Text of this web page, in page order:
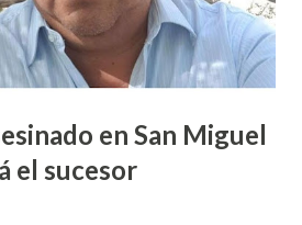
la institución y acuerpar a las e...
en San Miguel
el sucesor